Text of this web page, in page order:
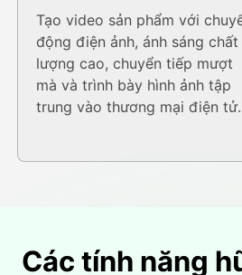
Tạo video sản phẩm với
động điện ảnh, ánh sáng chất
lượng cao, chuyển tiếp mượt
mà và trình bày hình ảnh tập
trung vào thương mại điện tử.
Các tính năng